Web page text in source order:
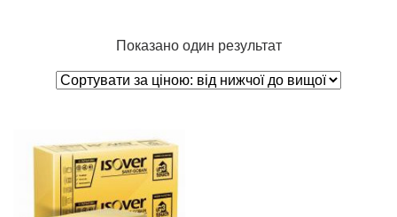
Показано один результат